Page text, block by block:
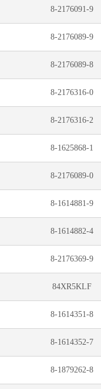
8-2176091-9
8-2176089-9
8-2176089-8
8-2176316-0
8-2176316-2
8-1625868-1
8-2176089-0
8-1614881-9
8-1614882-4
8-2176369-9
84XR5KLF
8-1614351-8
8-1614352-7
8-1879262-8